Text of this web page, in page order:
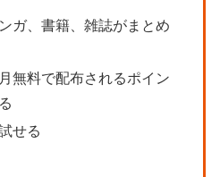
ガ、書籍、雑誌がまとめ
無料で配布されるポイン
せる